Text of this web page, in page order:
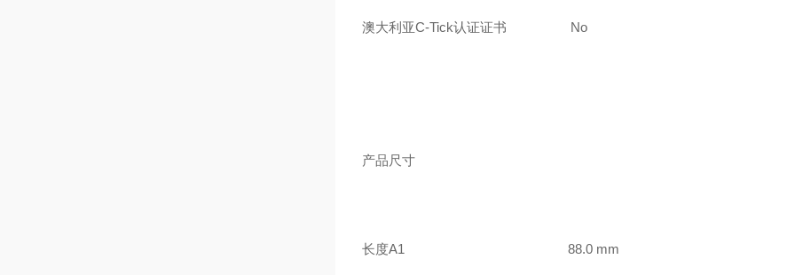
澳大利亚C-Tick认证证书 No
产品尺寸
长度A1 88.0 mm